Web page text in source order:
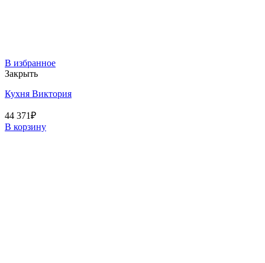
В избранное
Закрыть
Кухня Виктория
44 371₽
В корзину